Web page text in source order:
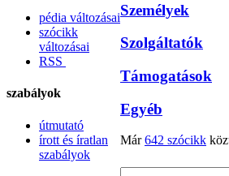
pédia változásai
szócikk
változásai
RSS
szabályok
útmutató
írott és íratlan
szabályok
Személyek
Szolgáltatók
Támogatások
Egyéb
Már642 szócikk